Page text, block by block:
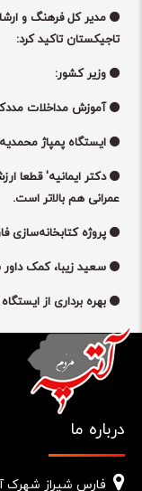
مدیر کل فرهنگ و
تاجیکستان تاکید کرد:
وزیر کشور:
آموزش مداخلات مددکاری به ۲۸۰ نفر از
ایستگاه پمپاژ
دکتر ایمانیه' قطعا
عمرانی هم بالاتر است.
پروژه کتابخانه‌سازی فارس بیش از
بهره برداری از
درباره ما
فارس شیراز شهرک